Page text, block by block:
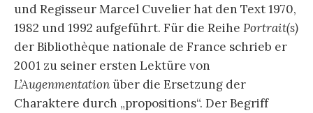
und Regisseur Marcel Cuvelier hat den Text 1970,
1982 und 1992 aufgeführt. Für die Reihe Portrait(s)
der Bibliothèque nationale de France schrieb er
2001 zu seiner ersten Lektüre von
L’Augenmentation über die Ersetzung der
Charaktere durch „propositions“. Der Begriff